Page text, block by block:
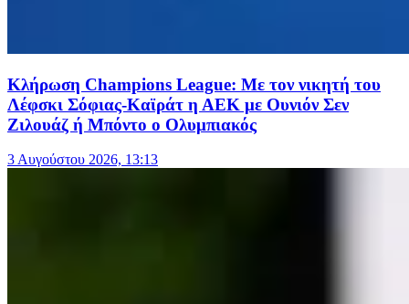
Κλήρωση Champions League: Με τον νικητή του
Λέφσκι Σόφιας-Καϊράτ η ΑΕΚ με Ουνιόν Σεν
Ζιλουάζ ή Μπόντο ο Ολυμπιακός
3 Αυγούστου 2026, 13:13